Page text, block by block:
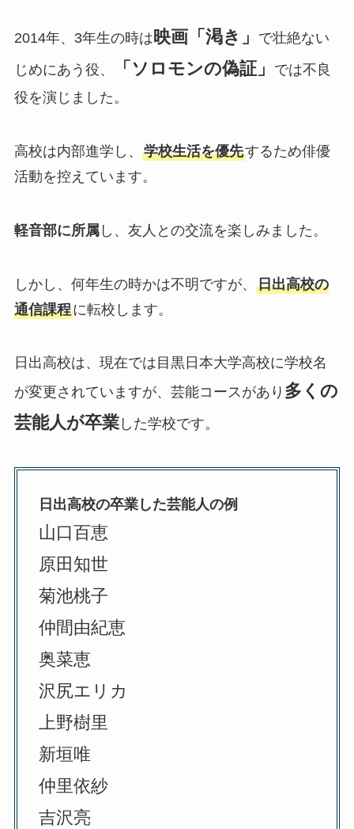
2014年、3年生の時は映画「渇き」
で壮絶ない
じめにあう役、
「ソロモンの偽証」
では不良
役を演じました。
高校は内部進学し、 学校生活を優先するため俳優
活動を控えています。
軽音部に所属し、友人との交流を楽しみました。
しかし、何年生の時かは不明ですが、 日出高校の
通信課程に転校します。
日出高校は、現在では目黒日本大学高校に学校名
が変更されていますが、芸能コースがあり 多くの
芸能人が卒業した学校です。
日出高校の卒業した芸能人の例
山口百恵
原田知世
菊池桃子
仲間由紀恵
奥菜恵
沢尻エリカ
上野樹里
新垣唯
仲里依紗
吉沢亮